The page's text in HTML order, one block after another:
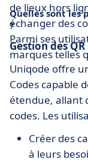
de lieux hors
échanger des
Parmi ses
marques telles
Quelles sont les
?
Gestion des QR
Uniqode offre
Codes capable
étendue, allant
codes. Les
Créer des
à leurs